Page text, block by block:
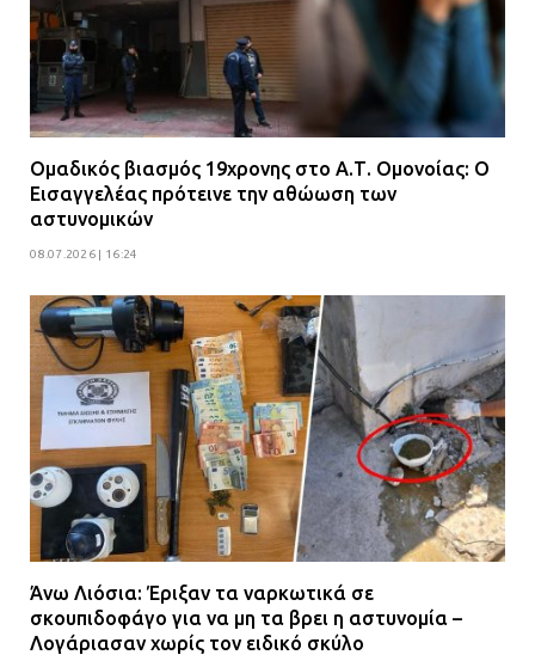
Ομαδικός βιασμός 19χρονης στο Α.Τ. Ομονοίας: Ο
Εισαγγελέας πρότεινε την αθώωση των
αστυνομικών
08.07.2026 | 16:24
Άνω Λιόσια: Έριξαν τα ναρκωτικά σε
σκουπιδοφάγο για να μη τα βρει η αστυνομία –
Λογάριασαν χωρίς τον ειδικό σκύλο